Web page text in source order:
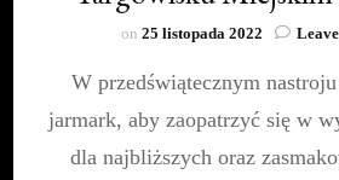
on 25 listopada 2022
W przedświątecznym
jarmark, aby zaopatrzyć się w
dla najbliższych oraz